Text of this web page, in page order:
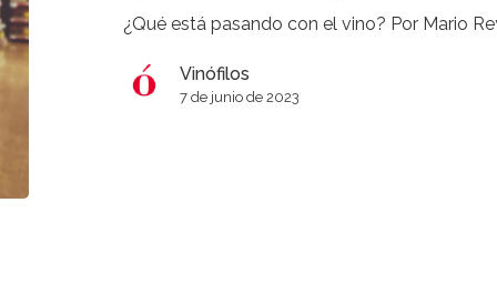
¿Qué está pasando con el vino? Por Mario
Vinófilos
7 de junio de 2023